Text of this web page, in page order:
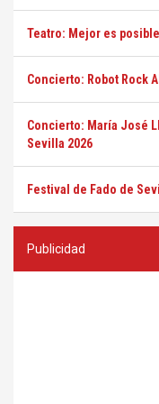
Teatro: Mejor es
Concierto: Robot Rock
Concierto: María José
Sevilla 2026
Festival de Fado de
Publicidad